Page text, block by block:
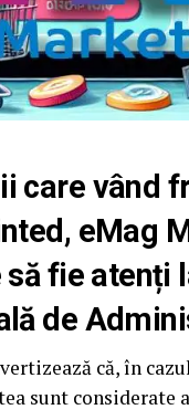
care vând
eMag
fie atenți
de
că, în
sunt